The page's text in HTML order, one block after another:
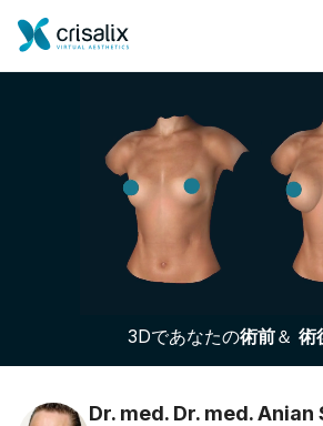
外科医ホーム
3Dビジネスプラットフォーム
サブスクリプションプラン
患者様のレビュー
3Dであなたの術前＆ 術
Dr. med. Dr. med. Anian